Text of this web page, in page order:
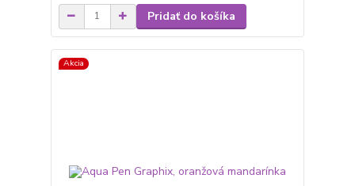
Pridať do košíka
Akcia